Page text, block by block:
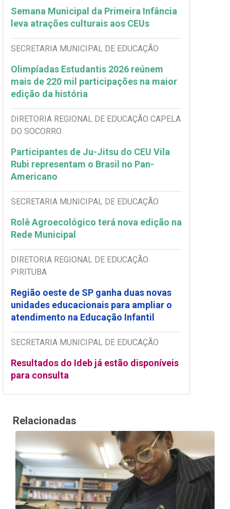
Semana Municipal da Primeira Infância
leva atrações culturais aos CEUs
SECRETARIA MUNICIPAL DE EDUCAÇÃO
Olimpíadas Estudantis 2026 reúnem
mais de 220 mil participações na maior
edição da história
DIRETORIA REGIONAL DE EDUCAÇÃO CAPELA
DO SOCORRO
Participantes de Ju-Jitsu do CEU Vila
Rubi representam o Brasil no Pan-
Americano
SECRETARIA MUNICIPAL DE EDUCAÇÃO
Rolê Agroecológico terá nova edição na
Rede Municipal
DIRETORIA REGIONAL DE EDUCAÇÃO
PIRITUBA
Região oeste de SP ganha duas novas
unidades educacionais para ampliar o
atendimento na Educação Infantil
SECRETARIA MUNICIPAL DE EDUCAÇÃO
Resultados do Ideb já estão disponíveis
para consulta
Relacionadas